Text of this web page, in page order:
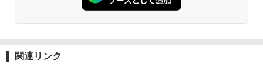
関連リンク